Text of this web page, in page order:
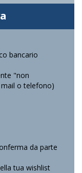
bancario
"non
o telefono)
da parte
tua wishlist